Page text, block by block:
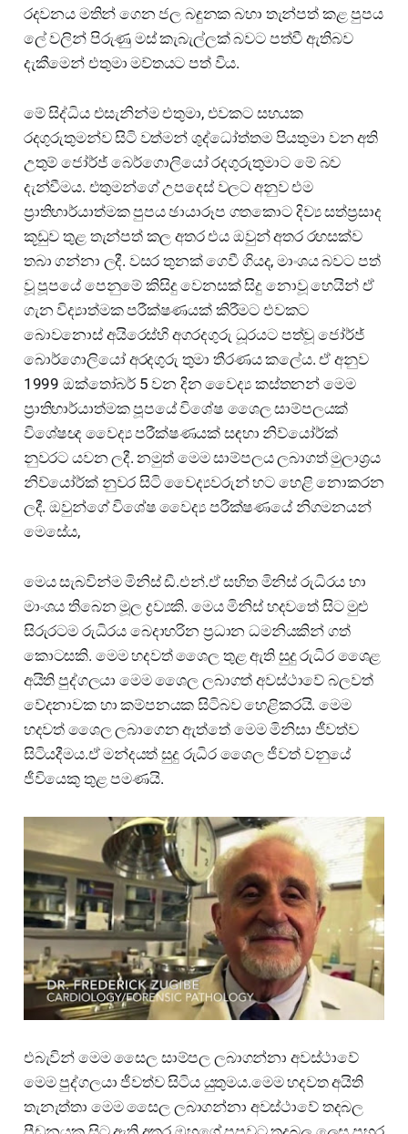
රදවනය මතින් ගෙන ජල බඳුනක බහා තැන්පත් කළ පුපය
ලේ වලින් පිරුණු මස් කැබැල්ලක් බවට පත්වී ඇතිබව
දැකීමෙන් එතුමා මව්තයට පත් විය.
මේ සිද්ධිය එසැනින්ම එතුමා, එවකට සහයක
රදගුරුතුමන්ව සිටි වත්මන් ශුද්ධෝත්තම පියතුමා වන අති
උතුම් ජෝර්ජ් බෙර්ගොලියෝ රදගුරුතුමාට මේ බව
දැන්වීමය. එතුමන්ගේ උපදෙස් වලට අනුව එම
ප්‍රාතිහාර්යාත්මක පුපය ඡායාරූප ගතකොට දිව්‍ය සත්ප්‍රසාද
කූඩුව තුළ තැන්පත් කල අතර එය ඔවුන් අතර රහසක්ව
තබා ගන්නා ලදී. වසර තුනක් ගෙවී ගියද, මාංශය බවට පත්
වූ පූපයේ පෙනුමේ කිසිදු වෙනසක් සිදු නොවූ හෙයින් ඒ
ගැන විද්‍යාත්මක පරීක්ෂණයක් කිරීමට එවකට
බොවනොස් අයිරෙස්හි අගරදගුරු ධූරයට පත්වූ ජෝර්ජ්
බොර්ගොලියෝ අරදගුරු තුමා තීරණය කලේය. ඒ අනුව
1999 ඔක්තෝබර් 5 වන දින වෛද්‍ය කස්තනන් මෙම
ප්‍රාතිහාර්යාත්මක පූපයේ විශේෂ ශෛල සාම්පලයක්
විශේෂඥ වෛද්‍ය පරීක්ෂණයක් සඳහා නිව්යෝර්ක්
නුවරට යවන ලදී. නමුත් මෙම සාම්පලය ලබාගත් මුලාශ්‍රය
නිව්යෝර්ක් නුවර සිටි වෛද්‍යවරුන් හට හෙළි නොකරන
ලදී. ඔවුන්ගේ විශේෂ වෛද්‍ය පරීක්ෂණයේ නිගමනයන්
මෙසේය,
මෙය සැබවින්ම මිනිස් ඩී.එන්.ඒ සහිත මිනිස් රුධිරය හා
මාංශය තිබෙන මූල ද්‍රව්‍යකි. මෙය මිනිස් හදවතේ සිට මුළු
සිරුරටම රුධිරය බෙදාහරින ප්‍රධාන ධමනියකින් ගත්
කොටසකි. මෙම හදවත් ශෛල තුළ ඇති සුදු රුධිර ශෛළ
අයිති පුද්ගලයා මෙම ශෛල ලබාගත් අවස්ථාවේ බලවත්
වේදනාවක හා කම්පනයක සිටිබව හෙළිකරයි. මෙම
හදවත් ශෛල ලබාගෙන ඇත්තේ මෙම මිනිසා ජීවත්ව
සිටියදීමය.ඒ මන්දයත් සුදු රුධිර ශෛල ජීවත් වනුයේ
ජීවියෙකු තුළ පමණයි.
එබැවින් මෙම සෛල සාම්පල ලබාගන්නා අවස්ථාවේ
මෙම පුද්ගලයා ජීවත්ව සිටිය යුතුමය.මෙම හදවත අයිති
තැනැත්තා මෙම සෛල ලබාගන්නා අවස්ථාවේ තදබල